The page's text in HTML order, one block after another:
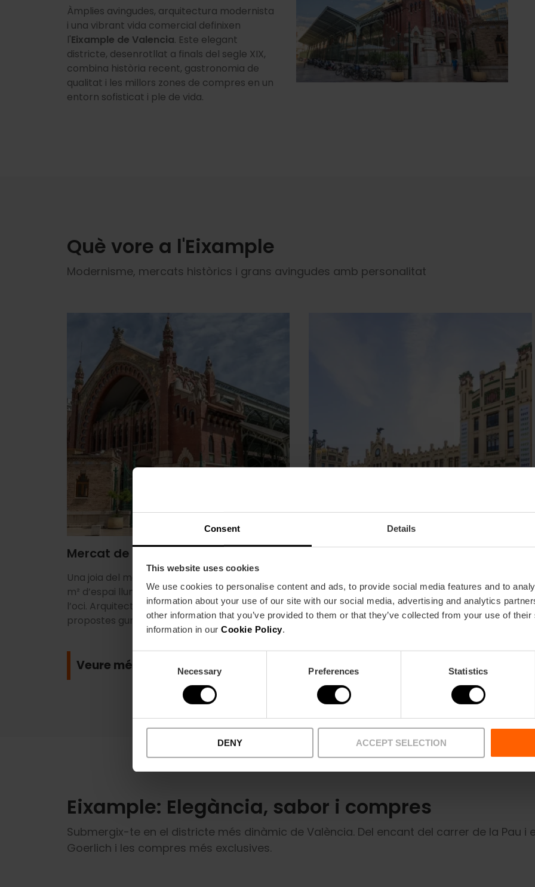
Consent Details
This website uses cookies
We use cookies to personalise content and ads, to provide social media features and to
information about your use of our site with our social media, advertising and analytics
other information that you’ve provided to them or that they’ve collected from your use of
information in our Cookie Policy.
Necessary Preferences Statistics
DENY ACCEPT SELECTION
Àmplies avingudes, arquitectura modernista
i una vibrant vida comercial definixen
l'Eixample de Valencia. Este elegant
districte, desenrotllat a finals del segle XIX,
combina història recent, gastronomia de
qualitat i les millors zones de compres en un
entorn sofisticat i ple de vida.
Què vore a l'Eixample
Modernisme, mercats històrics i grans avingudes amb personalitat
Mercat de Colon
Una joia del modernisme valencià amb 3.500
m² d’espai lluminós dedicat a la gastronomia i
l’oci. Arquitectura emblemàtica, terrasses i
propostes gurmet al cor de l’Eixample.
Veure més
Estació del Nord
inaugurat en 1917. La façana decorada amb
taronges, els mosaics ceràmics i la ubicació
cèntrica al costat de l’Ajuntament i la Plaça de
Veure més
Eixample: Elegància, sabor i compres
Submergix-te en el districte més dinàmic de València. Del encant del carrer de la Pau
Goerlich i les compres més exclusives.